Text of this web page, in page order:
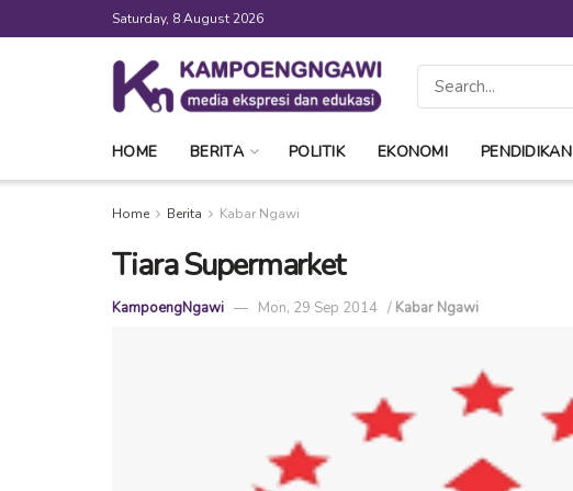
Saturday, 8 August 2026
HOME BERITA POLITIK EKONOMI PENDIDIKAN
Home Berita Kabar Ngawi
Tiara Supermarket
KampoengNgawi Mon, 29 Sep 2014 / Kabar Ngawi